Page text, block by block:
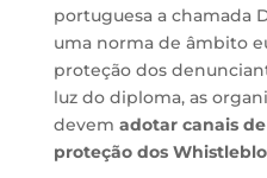
portuguesa a chamada
uma norma de âmbito
proteção dos
luz do diploma, as
devem adotar canais
proteção dos